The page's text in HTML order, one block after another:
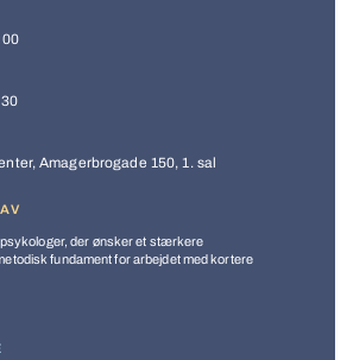
Amagerbrogade 150, 1. sal
der ønsker et stærkere
fundament for arbejdet med kortere